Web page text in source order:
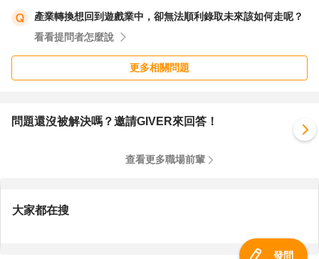
產業轉換想回到遊戲業中，卻無法順利錄取未來該如何走呢？
看看提問者怎麼說
更多相關問題
問題還沒被解決嗎？邀請GIVER來回答！
查看更多職場前輩
大家都在搜
發問